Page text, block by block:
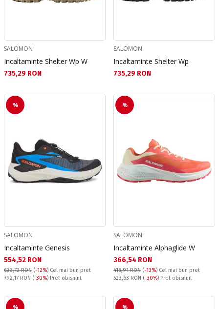
SALOMON
Incaltaminte Shelter Wp W
Текуща цена:
735,29 RON
SALOMON
Incaltaminte Shelter Wp
Текуща цена:
735,29 RON
%
SALOMON
Incaltaminte Genesis
Текуща цена:
554,52 RON
633,72 RON (-12%) Cel mai bun pret
Pret obisnuit:
792,17 RON (-30%) Pret obisnuit
%
SALOMON
Incaltaminte Alphaglide W
Текуща цена:
366,54 RON
418,91 RON (-13%) Cel mai bun pret
Pret obisnuit:
523,63 RON (-30%) Pret obisnuit
% %